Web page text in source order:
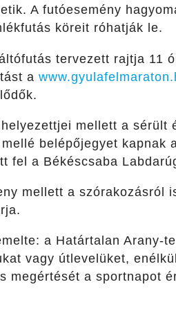
A futóesemény
köreit róhatják le.
tervezett rajtja 11
a
mellett a sérült
belépőjegyet
fel a Békéscsaba
mellett a szórakozásról
a Határtalan Arany-
vagy útlevelüket,
megértését a sportnapot